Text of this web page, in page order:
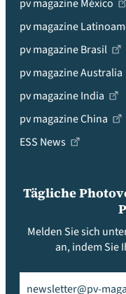
pv magazine México
pv magazine
pv magazine Brasil
pv magazine Australia
pv magazine India
pv magazine China
ESS News
Tägliche
Melden Sie sich
an, indem Sie